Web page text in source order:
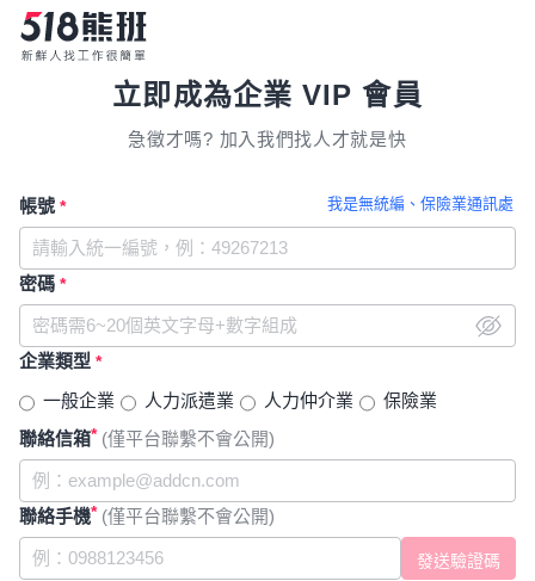
立即成為企業 VIP 會員
急徵才嗎? 加入我們找人才就是快
我是無統編、保險業通訊處
帳號 *
密碼 *
企業類型 *
一般企業 人力派遣業 人力仲介業
保險業
聯絡信箱* (僅平台聯繫不會公開)
聯絡手機* (僅平台聯繫不會公開)